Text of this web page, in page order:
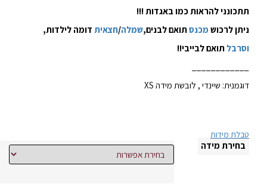
תתכונני להראות כמו באגדות !!!
ניתן לרכוש מכנסתואם לבנים,שמלה/חצאית דומה לילדות,
וסרבל תואם לבייבי!!
דוגמנית: שיינדי , לובשת מידה XS
טבלת מידות
בחירת מידה